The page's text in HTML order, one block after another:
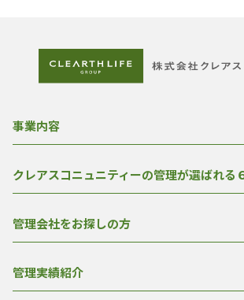
事業内容
クレアスコニュニティーの管理が選ばれる
管理会社をお探しの方
管理実績紹介